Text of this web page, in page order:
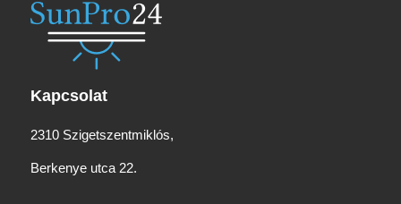
Kapcsolat
2310 Szigetszentmiklós,
Berkenye utca 22.